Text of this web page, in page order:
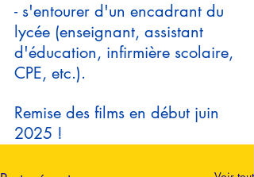
- s'entourer d'un encadrant du
lycée (enseignant, assistant
d'éducation, infirmière scolaire,
CPE, etc.).
Remise des films en début juin
2025 !